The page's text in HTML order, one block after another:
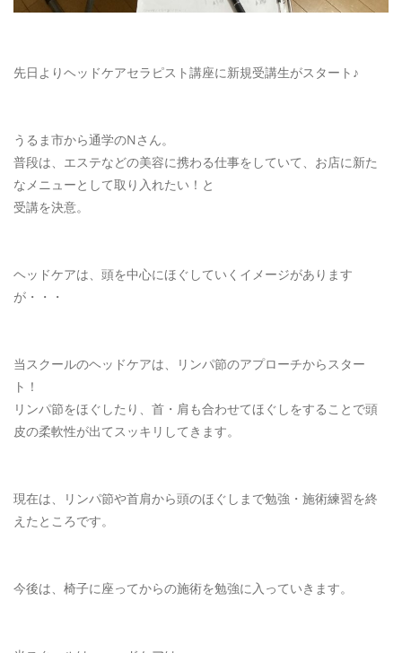
先日よりヘッドケアセラピスト講座に新規受講生がスタート♪
うるま市から通学のNさん。
普段は、エステなどの美容に携わる仕事をしていて、お店に新た
なメニューとして取り入れたい！と
受講を決意。
ヘッドケアは、頭を中心にほぐしていくイメージがあります
が・・・
当スクールのヘッドケアは、リンパ節のアプローチからスター
ト！
リンパ節をほぐしたり、首・肩も合わせてほぐしをすることで頭
皮の柔軟性が出てスッキリしてきます。
現在は、リンパ節や首肩から頭のほぐしまで勉強・施術練習を終
えたところです。
今後は、椅子に座ってからの施術を勉強に入っていきます。